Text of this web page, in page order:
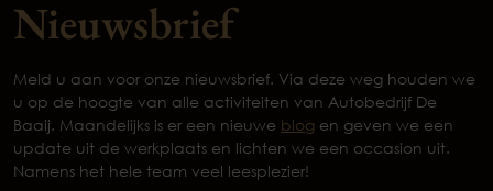
Nieuwsbrief
Meld u aan voor onze nieuwsbrief. Via deze weg houden we
u op de hoogte van alle activiteiten van Autobedrijf De
Baaij. Maandelijks is er een nieuwe blog en geven we een
update uit de werkplaats en lichten we een occasion uit.
Namens het hele team veel leesplezier!